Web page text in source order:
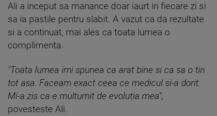
Ali a inceput sa manance doar iaurt in fiecare zi si
sa ia pastile pentru slabit. A vazut ca da rezultate
si a continuat, mai ales ca toata lumea o
complimenta.
"Toata lumea imi spunea ca arat bine si ca sa o tin
tot asa. Faceam exact ceea ce medicul si-a dorit.
Mi-a zis ca e multumit de evolutia mea",
povesteste Ali.